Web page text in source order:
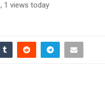
, 1 views today